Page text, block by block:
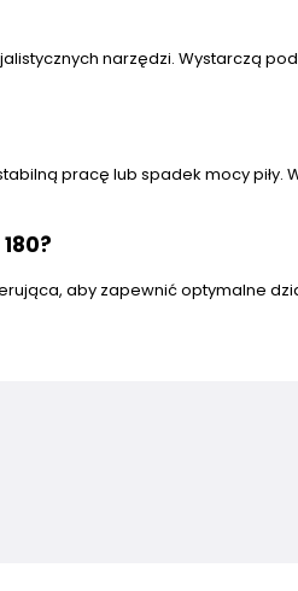
narzędzi. Wystarczą
pracę lub spadek mocy piły.
aby zapewnić optymalne